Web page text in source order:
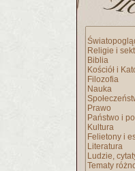
Religie i
Biblia
Kościół i
Filozofia
Nauka
Prawo
Państwo i
Kultura
Felietony i
Literatura
Ludzie,
Tematy